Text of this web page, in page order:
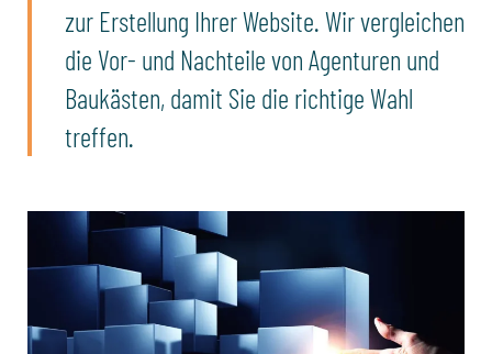
zur Erstellung Ihrer Website. Wir vergleichen
die Vor- und Nachteile von Agenturen und
Baukästen, damit Sie die richtige Wahl
treffen.